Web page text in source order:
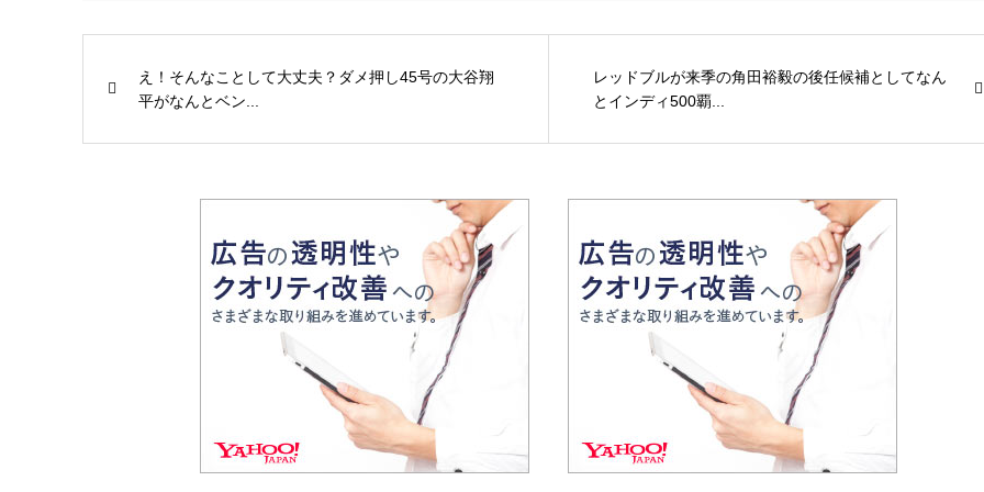
え！そんなことして大丈夫？ダメ押し45号の大谷翔
平がなんとベン...
レッドブルが来季の角田裕毅の後任候補としてなん
とインディ500覇...